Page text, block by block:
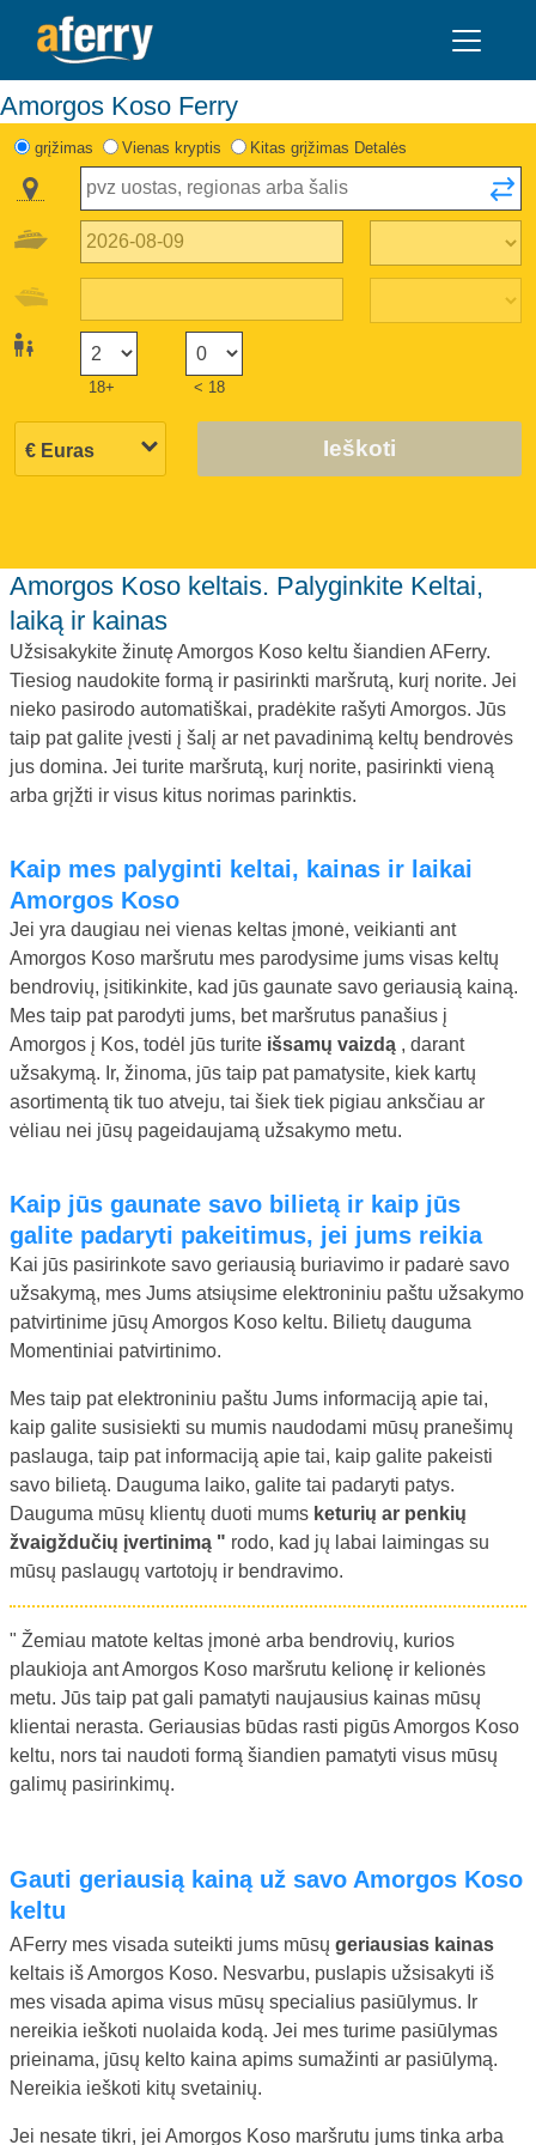
Amorgos Koso Ferry
grįžimas Vienas kryptis Kitas grįžimas Detalės
18+ < 18
Ieškoti
Amorgos Koso keltais. Palyginkite Keltai,
laiką ir kainas
Užsisakykite žinutę Amorgos Koso keltu šiandien AFerry.
Tiesiog naudokite formą ir pasirinkti maršrutą, kurį norite. Jei
nieko pasirodo automatiškai, pradėkite rašyti Amorgos. Jūs
taip pat galite įvesti į šalį ar net pavadinimą keltų bendrovės
jus domina. Jei turite maršrutą, kurį norite, pasirinkti vieną
arba grįžti ir visus kitus norimas parinktis.
Kaip mes palyginti keltai, kainas ir laikai
Amorgos Koso
Jei yra daugiau nei vienas keltas įmonė, veikianti ant
Amorgos Koso maršrutu mes parodysime jums visas keltų
bendrovių, įsitikinkite, kad jūs gaunate savo geriausią kainą.
Mes taip pat parodyti jums, bet maršrutus panašius į
Amorgos į Kos, todėl jūs turite išsamų vaizdą , darant
užsakymą. Ir, žinoma, jūs taip pat pamatysite, kiek kartų
asortimentą tik tuo atveju, tai šiek tiek pigiau anksčiau ar
vėliau nei jūsų pageidaujamą užsakymo metu.
Kaip jūs gaunate savo bilietą ir kaip jūs
galite padaryti pakeitimus, jei jums reikia
Kai jūs pasirinkote savo geriausią buriavimo ir padarė savo
užsakymą, mes Jums atsiųsime elektroniniu paštu užsakymo
patvirtinime jūsų Amorgos Koso keltu. Bilietų dauguma
Momentiniai patvirtinimo.
Mes taip pat elektroniniu paštu Jums informaciją apie tai,
kaip galite susisiekti su mumis naudodami mūsų pranešimų
paslauga, taip pat informaciją apie tai, kaip galite pakeisti
savo bilietą. Dauguma laiko, galite tai padaryti patys.
Dauguma mūsų klientų duoti mums keturių ar penkių
žvaigždučių įvertinimą " rodo, kad jų labai laimingas su
mūsų paslaugų vartotojų ir bendravimo.
" Žemiau matote keltas įmonė arba bendrovių, kurios
plaukioja ant Amorgos Koso maršrutu kelionę ir kelionės
metu. Jūs taip pat gali pamatyti naujausius kainas mūsų
klientai nerasta. Geriausias būdas rasti pigūs Amorgos Koso
keltu, nors tai naudoti formą šiandien pamatyti visus mūsų
galimų pasirinkimų.
gauti geriausią kainą už savo Amorgos Koso
keltu
AFerry mes visada suteikti jums mūsų geriausias kainas
keltais iš Amorgos Koso. Nesvarbu, puslapis užsisakyti iš
mes visada apima visus mūsų specialius pasiūlymus. Ir
nereikia ieškoti nuolaida kodą. Jei mes turime pasiūlymas
prieinama, jūsų kelto kaina apims sumažinti ar pasiūlymą.
Nereikia ieškoti kitų svetainių.
Jei nesate tikri, jei Amorgos Koso maršrutu jums tinka arba